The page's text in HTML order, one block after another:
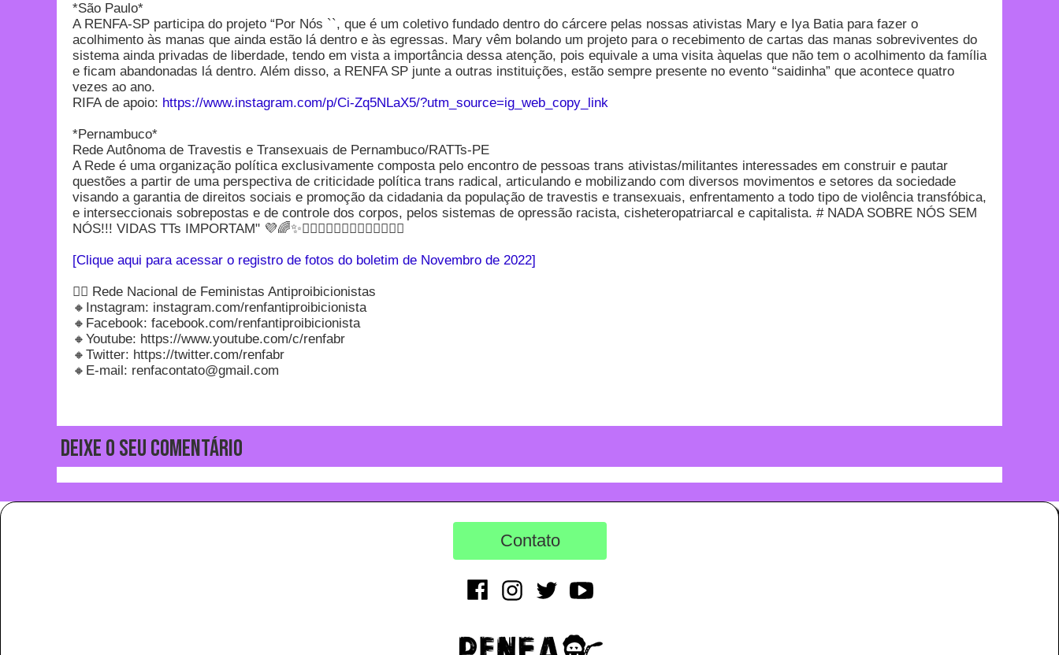
*São Paulo*
A RENFA-SP participa do projeto “Por Nós ``, que é um coletivo fundado dentro do cárcere pelas nossas ativistas Mary e Iya Batia para fazer o
acolhimento às manas que ainda estão lá dentro e às egressas. Mary vêm bolando um projeto para o recebimento de cartas das manas sobreviventes do
sistema ainda privadas de liberdade, tendo em vista a importância dessa atenção, pois equivale a uma visita àquelas que não tem o acolhimento da família
e ficam abandonadas lá dentro. Além disso, a RENFA SP junte a outras instituições, estão sempre presente no evento “saidinha” que acontece quatro
vezes ao ano.
RIFA de apoio: https://www.instagram.com/p/Ci-Zq5NLaX5/?utm_source=ig_web_copy_link
*Pernambuco*
Rede Autônoma de Travestis e Transexuais de Pernambuco/RATTs-PE
A Rede é uma organização política exclusivamente composta pelo encontro de pessoas trans ativistas/militantes interessades em construir e pautar
questões a partir de uma perspectiva de criticidade política trans radical, articulando e mobilizando com diversos movimentos e setores da sociedade
visando a garantia de direitos sociais e promoção da cidadania da população de travestis e transexuais, enfrentamento a todo tipo de violência transfóbica,
e interseccionais sobrepostas e de controle dos corpos, pelos sistemas de opressão racista, cisheteropatriarcal e capitalista. # NADA SOBRE NÓS SEM
NÓS!!! VIDAS TTs IMPORTAM" 💜🌈✨🏳‍⚧⚧✊🏿✊🏿✊🏿✊🏿✊🏿
[Clique aqui para acessar o registro de fotos do boletim de Novembro de 2022]
✊🏿 Rede Nacional de Feministas Antiproibicionistas
🔸Instagram: instagram.com/renfantiproibicionista
🔸Facebook: facebook.com/renfantiproibicionista
🔸Youtube: https://www.youtube.com/c/renfabr
🔸Twitter: https://twitter.com/renfabr
🔸E-mail: renfacontato@gmail.com
Deixe o seu comentário
Contato